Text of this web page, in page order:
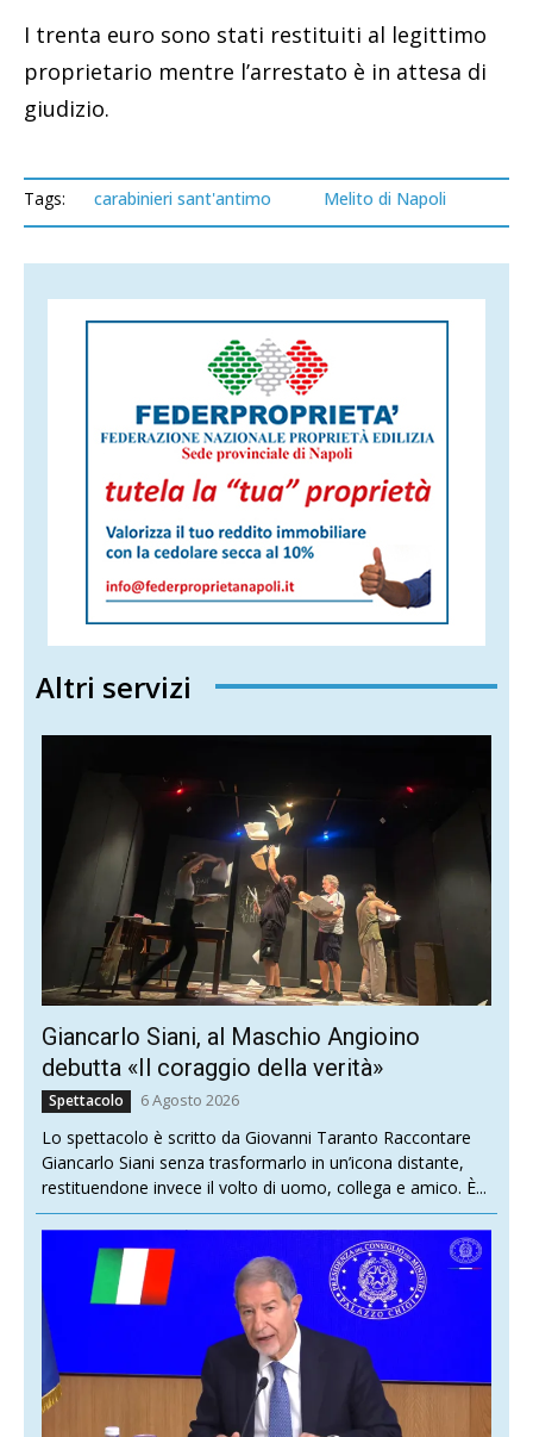
I trenta euro sono stati restituiti al legittimo
proprietario mentre l’arrestato è in attesa di
giudizio.
Tags: carabinieri sant'antimo Melito di Napoli
Altri servizi
Giancarlo Siani, al Maschio Angioino
debutta «Il coraggio della verità»
Spettacolo 6 Agosto 2026
Lo spettacolo è scritto da Giovanni Taranto Raccontare
Giancarlo Siani senza trasformarlo in un’icona distante,
restituendone invece il volto di uomo, collega e amico. È...